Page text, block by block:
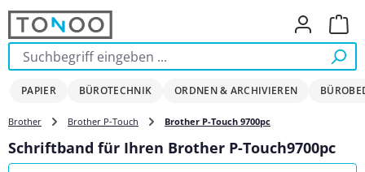
Zum Hauptinhalt springen
PAPIER BÜROTECHNIK ORDNEN & ARCHIVIEREN
Brother Brother P-Touch Brother P-Touch 9700pc
Schriftband für Ihren Brother P-Touch9700pc